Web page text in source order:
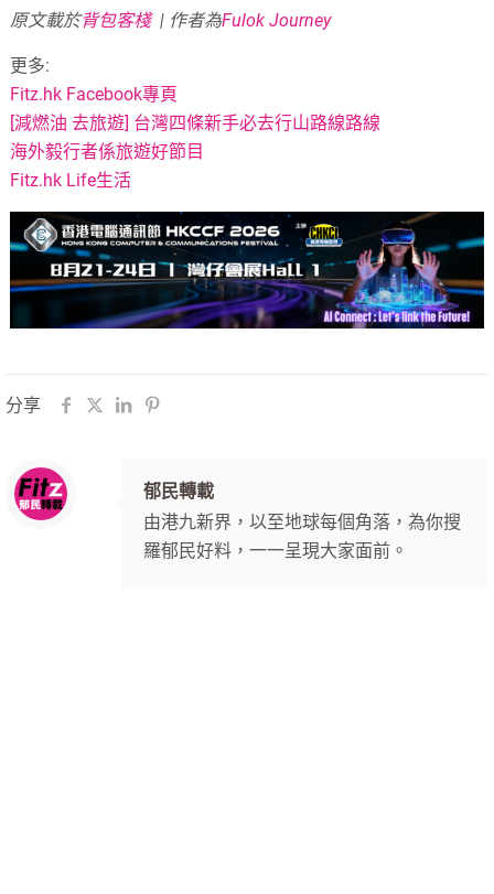
原文載於背包客棧| 作者為Fulok Journey
更多:
Fitz.hk Facebook專頁
[減燃油 去旅遊] 台灣四條新手必去行山路線路線
海外毅行者係旅遊好節目
Fitz.hk Life生活
分享
郁民轉載
由港九新界，以至地球每個角落，為你搜
羅郁民好料，一一呈現大家面前。